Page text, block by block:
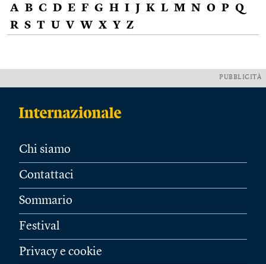
A B C D E F G H I J K L M N O P Q
R S T U V W X Y Z
PUBBLICITÀ
Chi siamo
Contattaci
Sommario
Festival
Privacy e cookie